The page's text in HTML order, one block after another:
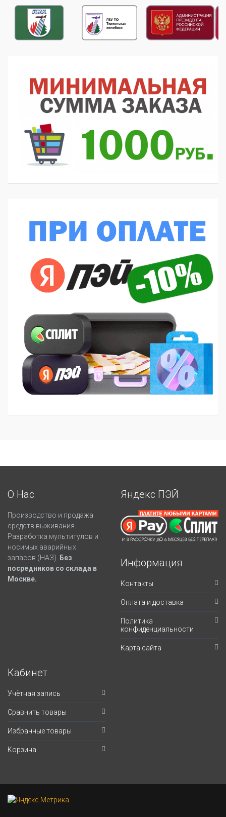
О Нас
Производство и продажа
средств выживания.
Разработка мультитулов и
носимых аварийных
запасов (НАЗ).
Без
посредников со склада в
Москве.
Яндекс ПЭЙ
Информация
Контакты
Оплата и доставка
Политика
конфиденциальности
Карта сайта
Кабинет
Учётная запись
Сравнить товары
Избранные товары
Корзина